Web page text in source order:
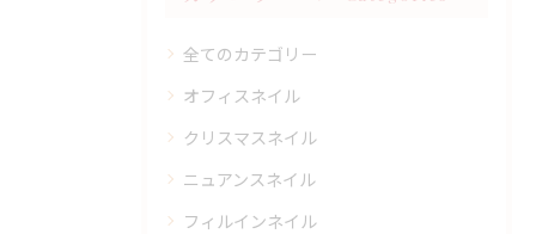
全てのカテゴリー
オフィスネイル
クリスマスネイル
ニュアンスネイル
フィルインネイル